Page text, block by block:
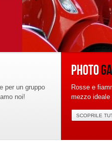
per un gruppo
noi!
PHOTO
Rosse e
mezzo
SCOPRILE